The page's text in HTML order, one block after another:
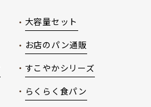
大容量セット
お店のパン通販
すこやかシリーズ
らくらく食パン